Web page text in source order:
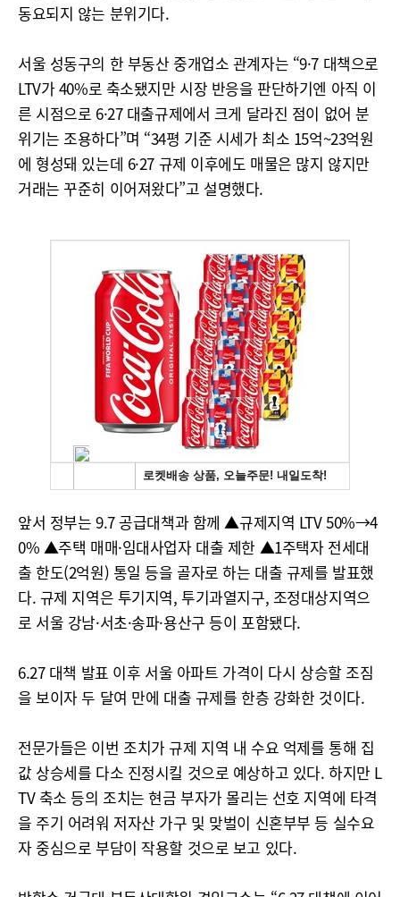
동요되지 않는 분위기다.
서울 성동구의 한 부동산 중개업소 관계자는 “9·7 대책으로
LTV가 40%로 축소됐지만 시장 반응을 판단하기엔 아직 이
른 시점으로 6·27 대출규제에서 크게 달라진 점이 없어 분
위기는 조용하다”며 “34평 기준 시세가 최소 15억~23억원
에 형성돼 있는데 6·27 규제 이후에도 매물은 많지 않지만
거래는 꾸준히 이어져왔다”고 설명했다.
앞서 정부는 9.7 공급대책과 함께 ▲규제지역 LTV 50%→4
0% ▲주택 매매·임대사업자 대출 제한 ▲1주택자 전세대
출 한도(2억원) 통일 등을 골자로 하는 대출 규제를 발표했
다. 규제 지역은 투기지역, 투기과열지구, 조정대상지역으
로 서울 강남·서초·송파·용산구 등이 포함됐다.
6.27 대책 발표 이후 서울 아파트 가격이 다시 상승할 조짐
을 보이자 두 달여 만에 대출 규제를 한층 강화한 것이다.
전문가들은 이번 조치가 규제 지역 내 수요 억제를 통해 집
값 상승세를 다소 진정시킬 것으로 예상하고 있다. 하지만 L
TV 축소 등의 조치는 현금 부자가 몰리는 선호 지역에 타격
을 주기 어려워 저자산 가구 및 맞벌이 신혼부부 등 실수요
자 중심으로 부담이 작용할 것으로 보고 있다.